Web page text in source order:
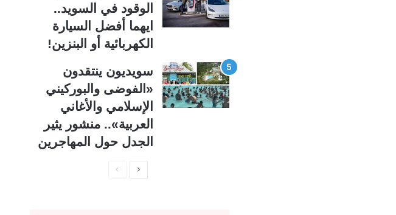
الوقود في السويد..
ايهما أفضل السيارة
الكهربائية أو البنزين!
سويديون ينتقدون
«الفوضى والبوركيني
الإسلامي والأغاني
العربية».. منشور يثير
الجدل حول المهاجرين